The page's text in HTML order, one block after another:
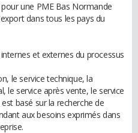
une PME Bas Normande
dans tous les pays du
et externes du processus
le service technique, la
le service après vente, le service
basé sur la recherche de
aux besoins exprimés dans